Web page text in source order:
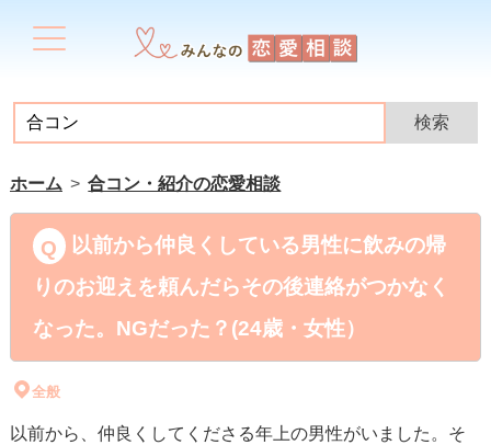
ホーム 合コン・紹介の恋愛相談
以前から仲良くしている男性に飲みの帰
りのお迎えを頼んだらその後連絡がつかなく
なった。NGだった？(24歳・女性）
全般
以前から、仲良くしてくださる年上の男性がいました。そ